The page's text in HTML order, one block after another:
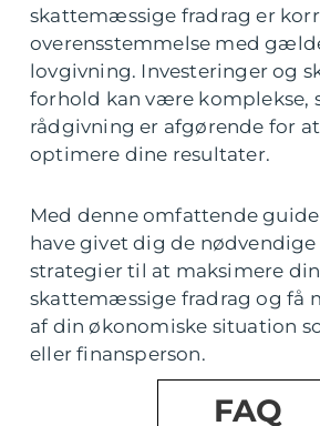
skattemæssige fradrag er
overensstemmelse med
lovgivning. Investeringer og
forhold kan være komplekse,
rådgivning er afgørende for
optimere dine resultater.
Med denne omfattende
have givet dig de
strategier til at maksimere
skattemæssige fradrag og få
af din økonomiske situation
eller finansperson.
FAQ